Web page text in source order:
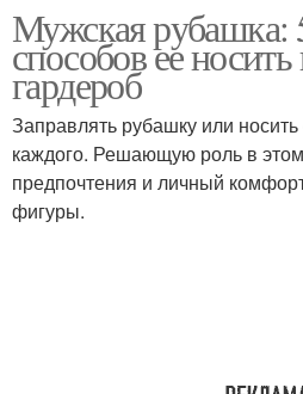
Мужская рубашка:
способов ее
гардероб
Заправлять рубашку или
каждого. Решающую роль в
предпочтения и личный
фигуры.